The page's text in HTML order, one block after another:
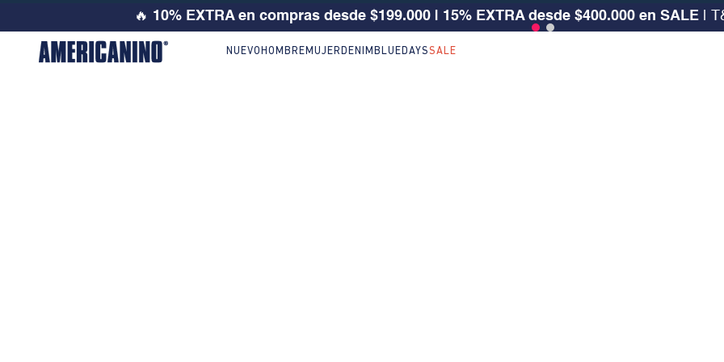
🔥 10% EXTRA en compras desde $199.000 | 15% EXTRA desde $400.000 en SALE |
NUEVO HOMBRE MUJER DENIM BLUEDAYSSALE